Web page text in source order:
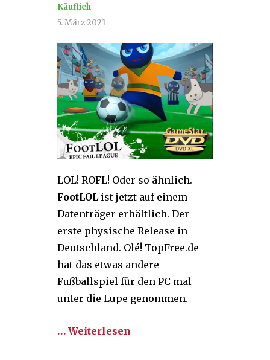
Käuflich
5. März 2021
LOL! ROFL! Oder so ähnlich.
FootLOL ist jetzt auf einem
Datenträger erhältlich. Der
erste physische Release in
Deutschland. Olé! TopFree.de
hat das etwas andere
Fußballspiel für den PC mal
unter die Lupe genommen.
… Weiterlesen